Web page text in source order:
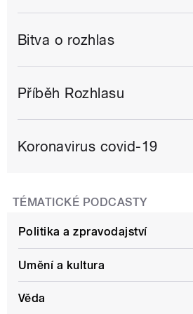
Bitva o rozhlas
Příběh Rozhlasu
Koronavirus covid-19
TÉMATICKÉ PODCASTY
Politika a zpravodajství
Umění a kultura
Věda